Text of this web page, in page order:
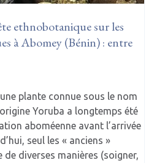
ethnobotanique sur les
à Abomey (Bénin) : entre
plante connue sous le nom
Yoruba a longtemps été
aboméenne avant l’arrivée
seul les « anciens »
diverses manières (soigner,